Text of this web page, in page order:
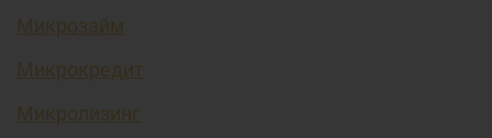
Микрозайм
Микрокредит
Микролизинг